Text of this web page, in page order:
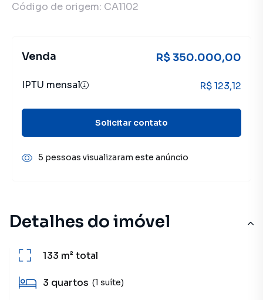
Detalhes do imóvel
133 m²total
3 quartos (1 suíte)
Código de origem: CA1102
Venda R$ 350.000,00
IPTU mensal R$ 123,12
Solicitar contato
5 pessoas visualizaram este anúncio